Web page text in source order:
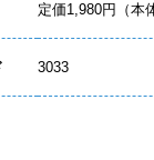
定価1,980円（本
3033